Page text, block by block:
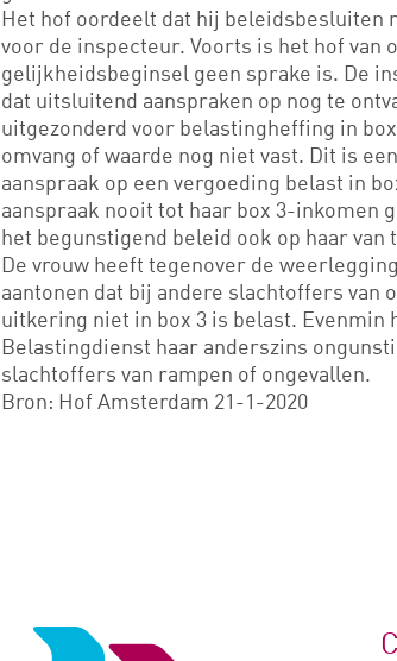
Het hof oordeelt dat hij beleidsbesluiten
voor de inspecteur. Voorts is het hof van
gelijkheidsbeginsel geen sprake is. De
dat uitsluitend aanspraken op nog te
uitgezonderd voor belastingheffing in
omvang of waarde nog niet vast. Dit is
aanspraak op een vergoeding belast in
aanspraak nooit tot haar box 3-inkomen
het begunstigend beleid ook op haar van
De vrouw heeft tegenover de
aantonen dat bij andere slachtoffers van
uitkering niet in box 3 is belast. Evenmin
Belastingdienst haar anderszins
slachtoffers van rampen of ongevallen.
Bron: Hof Amsterdam 21-1-2020
Logo